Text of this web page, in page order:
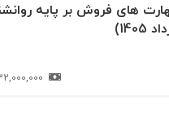
های فروش بر پایه